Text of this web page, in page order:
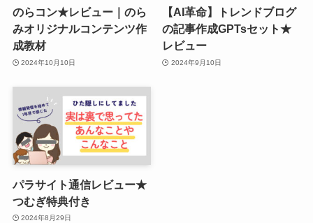
のらコン★レビュー｜のら
みオリジナルコンテンツ作
成教材
2024年10月10日
【AI革命】トレンドブログ
の記事作成GPTsセット★
レビュー
2024年9月10日
パラサイト通信レビュー★
つむぎ特典付き
2024年8月29日